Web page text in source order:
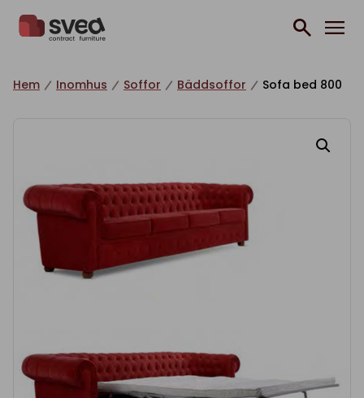
Hem Inomhus Soffor Bäddsoffor Sofa bed 800